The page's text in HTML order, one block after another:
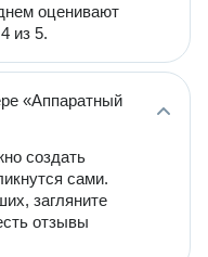
оценивают
из 5.
«Аппаратный
создать
сами.
загляните
отзывы